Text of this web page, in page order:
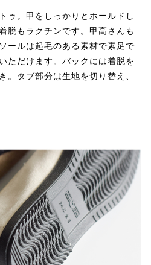
ゥ。甲をしっかりとホールドし
脱もラクチンです。甲高さんも
ールは起毛のある素材で素足で
ただけます。バックには着脱を
。タブ部分は生地を切り替え、